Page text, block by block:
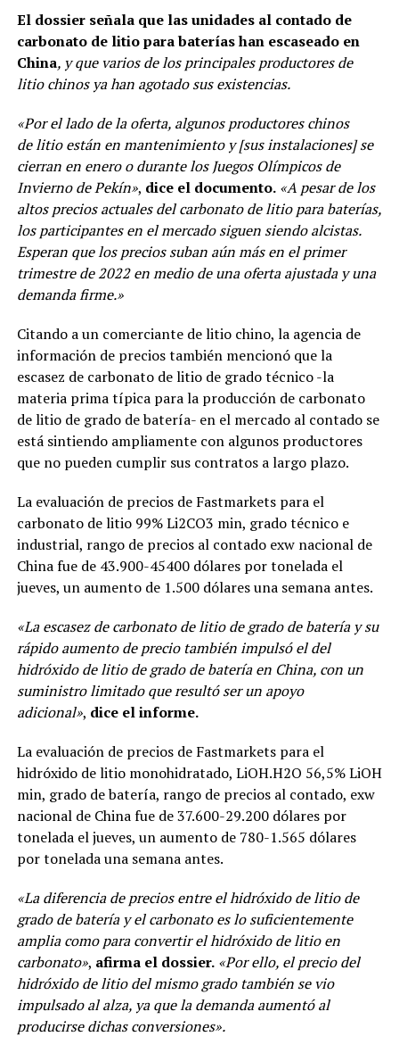
El dossier señala que las unidades al contado de
carbonato de litio para baterías han escaseado en
China, y que varios de los principales productores de
litio chinos ya han agotado sus existencias.
«Por el lado de la oferta, algunos productores chinos
de litio están en mantenimiento y [sus instalaciones] se
cierran en enero o durante los Juegos Olímpicos de
Invierno de Pekín», dice el documento. «A pesar de los
altos precios actuales del carbonato de litio para baterías,
los participantes en el mercado siguen siendo alcistas.
Esperan que los precios suban aún más en el primer
trimestre de 2022 en medio de una oferta ajustada y una
demanda firme.»
Citando a un comerciante de litio chino, la agencia de
información de precios también mencionó que la
escasez de carbonato de litio de grado técnico -la
materia prima típica para la producción de carbonato
de litio de grado de batería- en el mercado al contado se
está sintiendo ampliamente con algunos productores
que no pueden cumplir sus contratos a largo plazo.
La evaluación de precios de Fastmarkets para el
carbonato de litio 99% Li2CO3 min, grado técnico e
industrial, rango de precios al contado exw nacional de
China fue de 43.900-45400 dólares por tonelada el
jueves, un aumento de 1.500 dólares una semana antes.
«La escasez de carbonato de litio de grado de batería y su
rápido aumento de precio también impulsó el del
hidróxido de litio de grado de batería en China, con un
suministro limitado que resultó ser un apoyo
adicional», dice el informe.
La evaluación de precios de Fastmarkets para el
hidróxido de litio monohidratado, LiOH.H2O 56,5% LiOH
min, grado de batería, rango de precios al contado, exw
nacional de China fue de 37.600-29.200 dólares por
tonelada el jueves, un aumento de 780-1.565 dólares
por tonelada una semana antes.
«La diferencia de precios entre el hidróxido de litio de
grado de batería y el carbonato es lo suficientemente
amplia como para convertir el hidróxido de litio en
carbonato», afirma el dossier. «Por ello, el precio del
hidróxido de litio del mismo grado también se vio
impulsado al alza, ya que la demanda aumentó al
producirse dichas conversiones».